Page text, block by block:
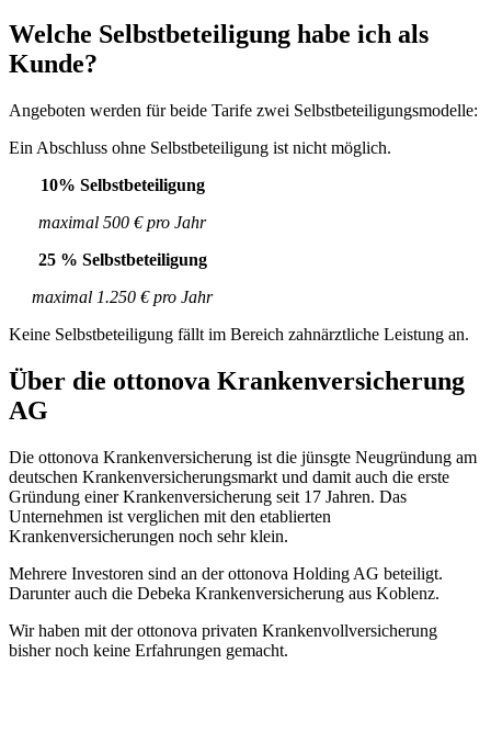
Welche Selbstbeteiligung habe ich als
Kunde?
Angeboten werden für beide Tarife zwei Selbstbeteiligungsmodelle:
Ein Abschluss ohne Selbstbeteiligung ist nicht möglich.
10% Selbstbeteiligung
maximal 500 € pro Jahr
25 % Selbstbeteiligung
maximal 1.250 € pro Jahr
Keine Selbstbeteiligung fällt im Bereich zahnärztliche Leistung an.
Über die ottonova Krankenversicherung
AG
Die ottonova Krankenversicherung ist die jünsgte Neugründung am
deutschen Krankenversicherungsmarkt und damit auch die erste
Gründung einer Krankenversicherung seit 17 Jahren. Das
Unternehmen ist verglichen mit den etablierten
Krankenversicherungen noch sehr klein.
Mehrere Investoren sind an der ottonova Holding AG beteiligt.
Darunter auch die Debeka Krankenversicherung aus Koblenz.
Wir haben mit der ottonova privaten Krankenvollversicherung
bisher noch keine Erfahrungen gemacht.